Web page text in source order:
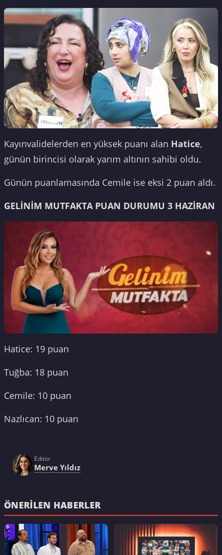
Kayınvalidelerden en yüksek puanı alan Hatice,
günün birincisi olarak yarım altının sahibi oldu.
Günün puanlamasında Cemile ise eksi 2 puan aldı.
GELİNİM MUTFAKTA PUAN DURUMU 3 HAZİRAN
Hatice: 19 puan
Tuğba: 18 puan
Cemile: 10 puan
Nazlıcan: 10 puan
Editör
Merve Yıldız
ÖNERILEN HABERLER